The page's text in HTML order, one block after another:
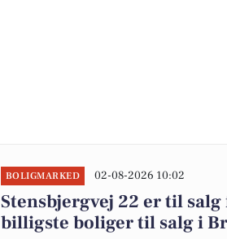
BOLIGMARKED 02-08-2026 10:02
Stensbjergvej 22 er til
billigste boliger til salg i